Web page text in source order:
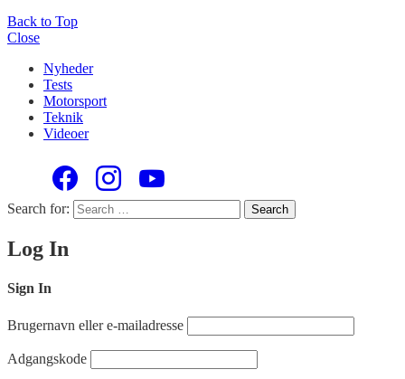
Back to Top
Close
Nyheder
Tests
Motorsport
Teknik
Videoer
Search for: Search
Log In
Sign In
Brugernavn eller e-mailadresse
Adgangskode